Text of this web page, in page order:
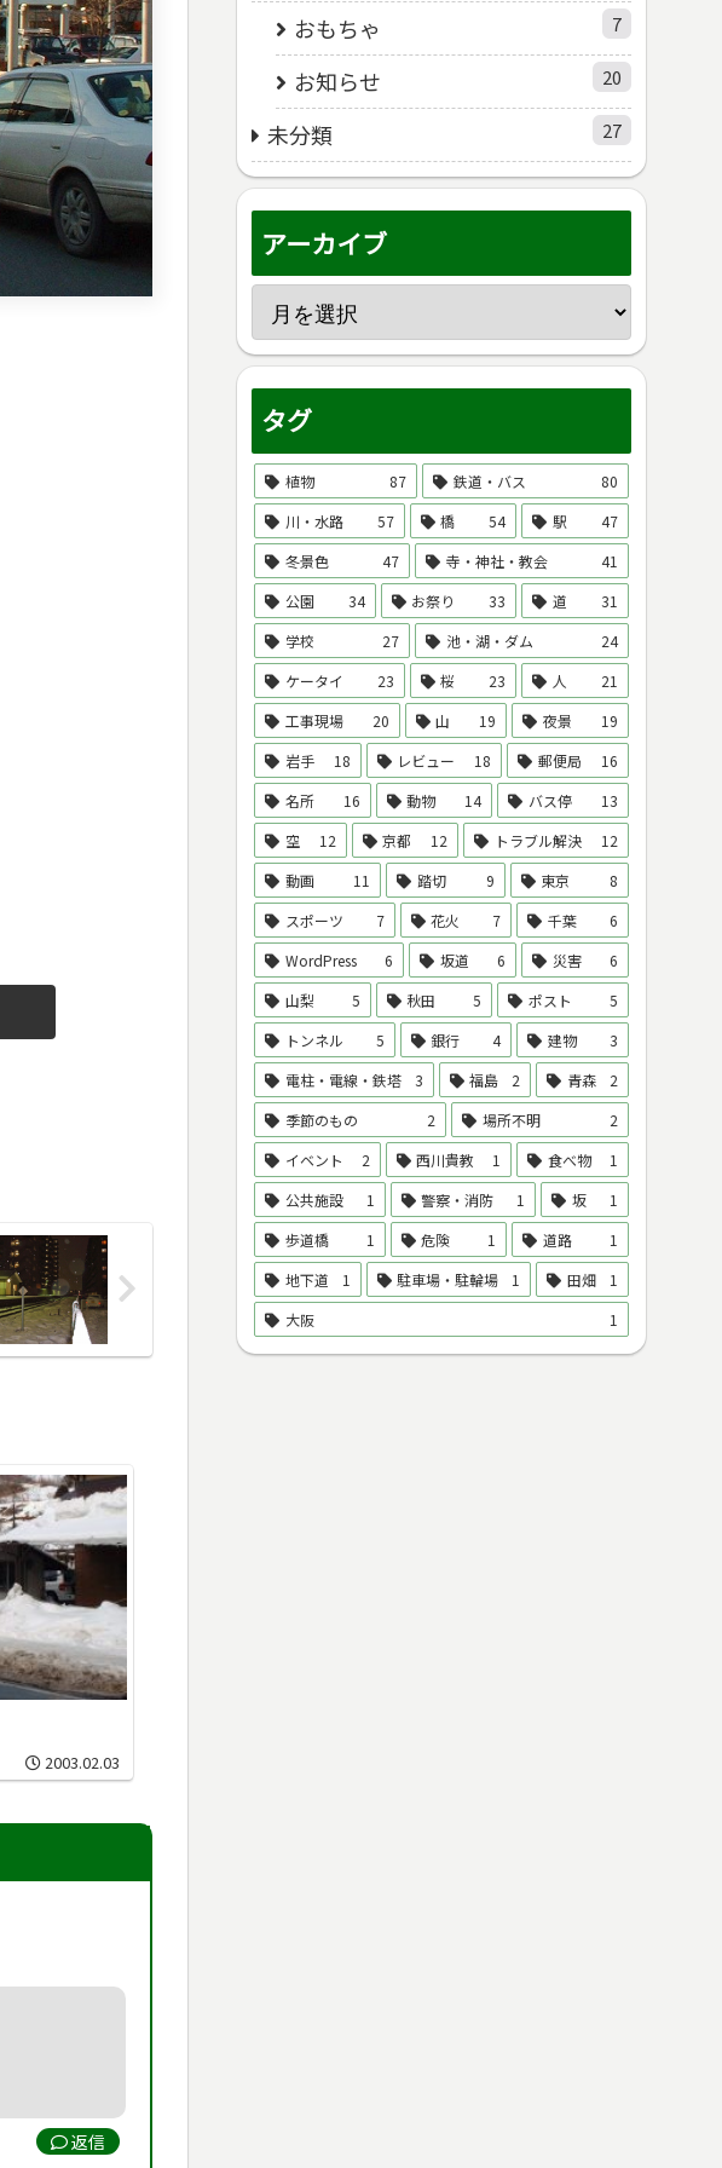
2003.02.03
返信
おもちゃ 7
お知らせ 20
未分類 27
アーカイブ
タグ
植物 87 鉄道・バス
80
川・水路
57 橋 54 駅
47
冬景色
47 寺・神社・教会
41
公園
34 お祭り 33 道
31
学校
27 池・湖・ダム
24
ケータイ
23 桜 23 人
21
工事現場
20 山 19 夜景
19
岩手
18 レビュー 18 郵便局
16
名所
16 動物 14 バス停
13
空
12 京都 12 トラブル解決
12
動画
11 踏切 9 東京
8
スポーツ
7 花火 7 千葉
6
WordPress
6 坂道 6 災害
6
山梨
5 秋田 5 ポスト
5
トンネル
5 銀行 4 建物
3
電柱・電線・鉄塔
3 福島 2 青森
2
季節のもの
2 場所不明
2
イベント
2 西川貴教 1 食べ物
1
公共施設
1 警察・消防 1 坂
1
歩道橋
1 危険 1 道路
1
地下道
1 駐車場・駐輪場 1 田畑
1
大阪
1